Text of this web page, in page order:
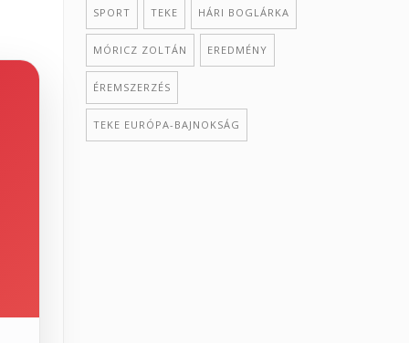
SPORT TEKE HÁRI BOGLÁRKA
MÓRICZ ZOLTÁN EREDMÉNY
ÉREMSZERZÉS
TEKE EURÓPA-BAJNOKSÁG